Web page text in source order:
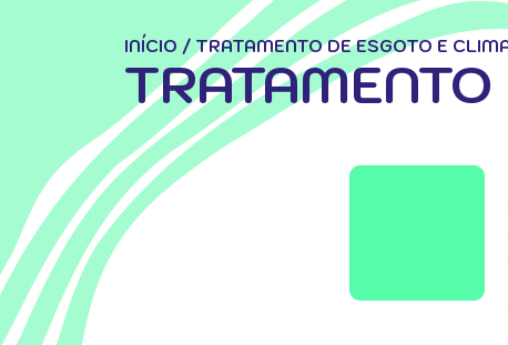
INÍCIO / TRATAMENTO DE ESGOTO E